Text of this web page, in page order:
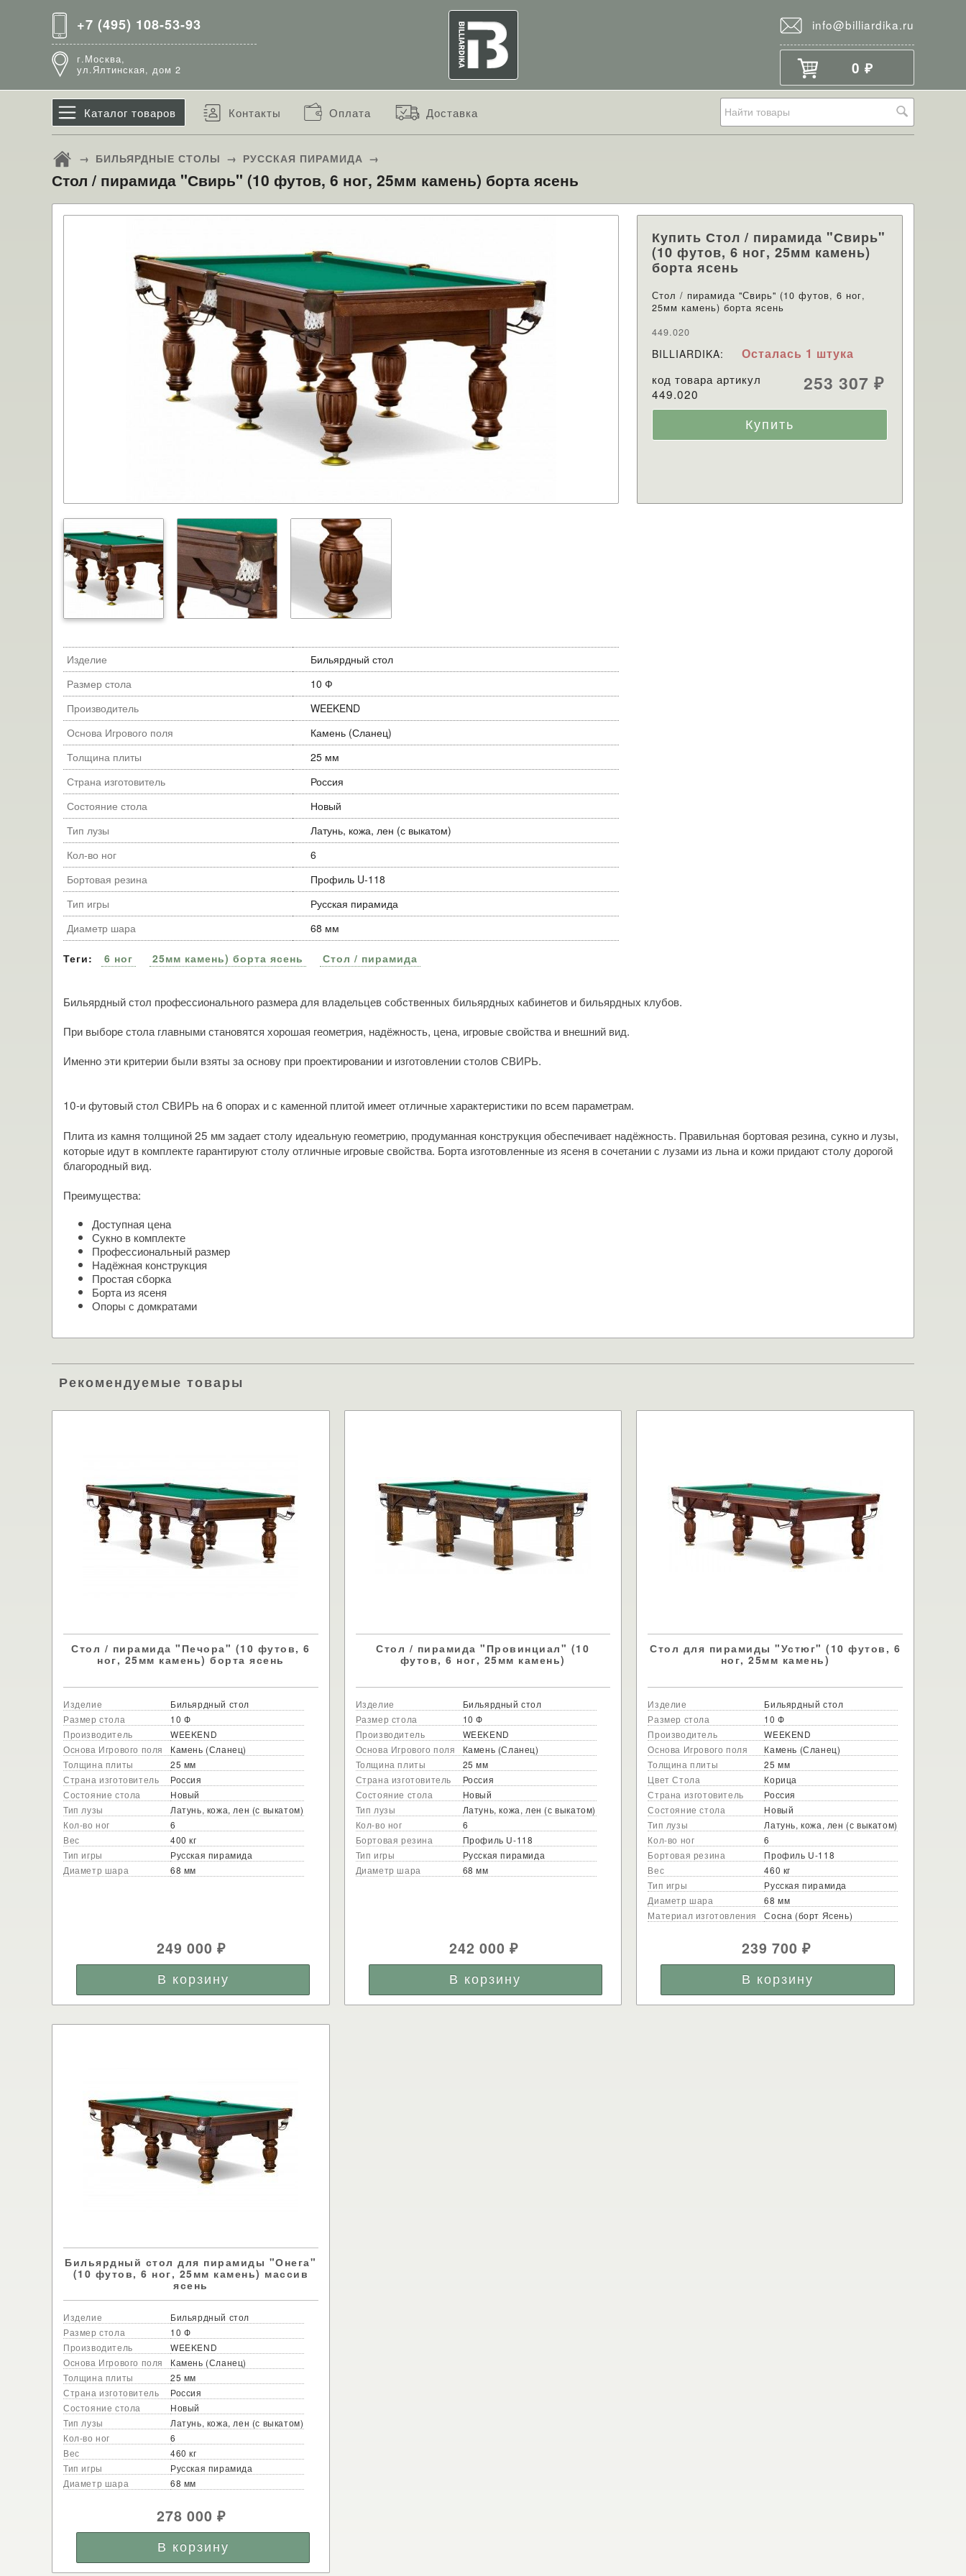
+7 (495) 108-53-93
г.Москва,
ул.Ялтинская, дом 2
info@billiardika.ru
0 ₽
Каталог товаров Контакты Оплата Доставка
→ БИЛЬЯРДНЫЕ СТОЛЫ → РУССКАЯ ПИРАМИДА →
Стол / пирамида "Свирь" (10 футов, 6 ног, 25мм камень) борта ясень
Купить Стол / пирамида "Свирь"
(10 футов, 6 ног, 25мм камень)
борта ясень
Стол / пирамида "Свирь" (10 футов, 6 ног,
25мм камень) борта ясень
449.020
BILLIARDIKA: Осталась 1 штука
код товара артикул
449.020
253 307 ₽
Изделие
Бильярдный стол
Размер стола
10 Ф
Производитель
WEEKEND
Основа Игрового поля
Камень (Сланец)
Толщина плиты
25 мм
Страна изготовитель
Россия
Состояние стола
Новый
Тип лузы
Латунь, кожа, лен (с выкатом)
Кол-во ног
6
Бортовая резина
Профиль U-118
Тип игры
Русская пирамида
Диаметр шара
68 мм
Теги: 6 ног 25мм камень) борта ясень Стол / пирамида
Бильярдный стол профессионального размера для владельцев собственных бильярдных кабинетов и бильярдных клубов.
При выборе стола главными становятся хорошая геометрия, надёжность, цена, игровые свойства и внешний вид.
Именно эти критерии были взяты за основу при проектировании и изготовлении столов СВИРЬ.
10-и футовый стол СВИРЬ на 6 опорах и с каменной плитой имеет отличные характеристики по всем параметрам.
Плита из камня толщиной 25 мм задает столу идеальную геометрию, продуманная конструкция обеспечивает надёжность. Правильная бортовая резина, сукно и лузы,
которые идут в комплекте гарантируют столу отличные игровые свойства. Борта изготовленные из ясеня в сочетании с лузами из льна и кожи придают столу дорогой
благородный вид.
Преимущества:
Доступная цена
Сукно в комплекте
Профессиональный размер
Надёжная конструкция
Простая сборка
Борта из ясеня
Опоры с домкратами
Рекомендуемые товары
Стол / пирамида "Печора" (10 футов, 6
ног, 25мм камень) борта ясень
Изделие
Бильярдный стол
Размер стола
10 Ф
Производитель
WEEKEND
Основа Игрового поля
Камень (Сланец)
Толщина плиты
25 мм
Страна изготовитель
Россия
Состояние стола
Новый
Тип лузы
Латунь, кожа, лен (с выкатом)
Кол-во ног
6
Вес
400 кг
Тип игры
Русская пирамида
Диаметр шара
68 мм
249 000₽
Стол / пирамида "Провинциал" (10
футов, 6 ног, 25мм камень)
Изделие
Бильярдный стол
Размер стола
10 Ф
Производитель
WEEKEND
Основа Игрового поля
Камень (Сланец)
Толщина плиты
25 мм
Страна изготовитель
Россия
Состояние стола
Новый
Тип лузы
Латунь, кожа, лен (с выкатом)
Кол-во ног
6
Бортовая резина
Профиль U-118
Тип игры
Русская пирамида
Диаметр шара
68 мм
242 000 ₽
Стол для пирамиды "Устюг" (10 футов, 6
ног, 25мм камень)
Изделие
Бильярдный стол
Размер стола
10 Ф
Производитель
WEEKEND
Основа Игрового поля
Камень (Сланец)
Толщина плиты
25 мм
Цвет Стола
Корица
Страна изготовитель
Россия
Состояние стола
Новый
Тип лузы
Латунь, кожа, лен (с выкатом)
Кол-во ног
6
Бортовая резина
Профиль U-118
Вес
460 кг
Тип игры
Русская пирамида
Диаметр шара
68 мм
Материал изготовления
Сосна (борт Ясень)
239 700 ₽
Бильярдный стол для пирамиды "Онега"
(10 футов, 6 ног, 25мм камень) массив
ясень
Изделие
Бильярдный стол
Размер стола
10 Ф
Производитель
WEEKEND
Основа Игрового поля
Камень (Сланец)
Толщина плиты
25 мм
Страна изготовитель
Россия
Состояние стола
Новый
Тип лузы
Латунь, кожа, лен (с выкатом)
Кол-во ног
6
Вес
460 кг
Тип игры
Русская пирамида
Диаметр шара
68 мм
278 000₽